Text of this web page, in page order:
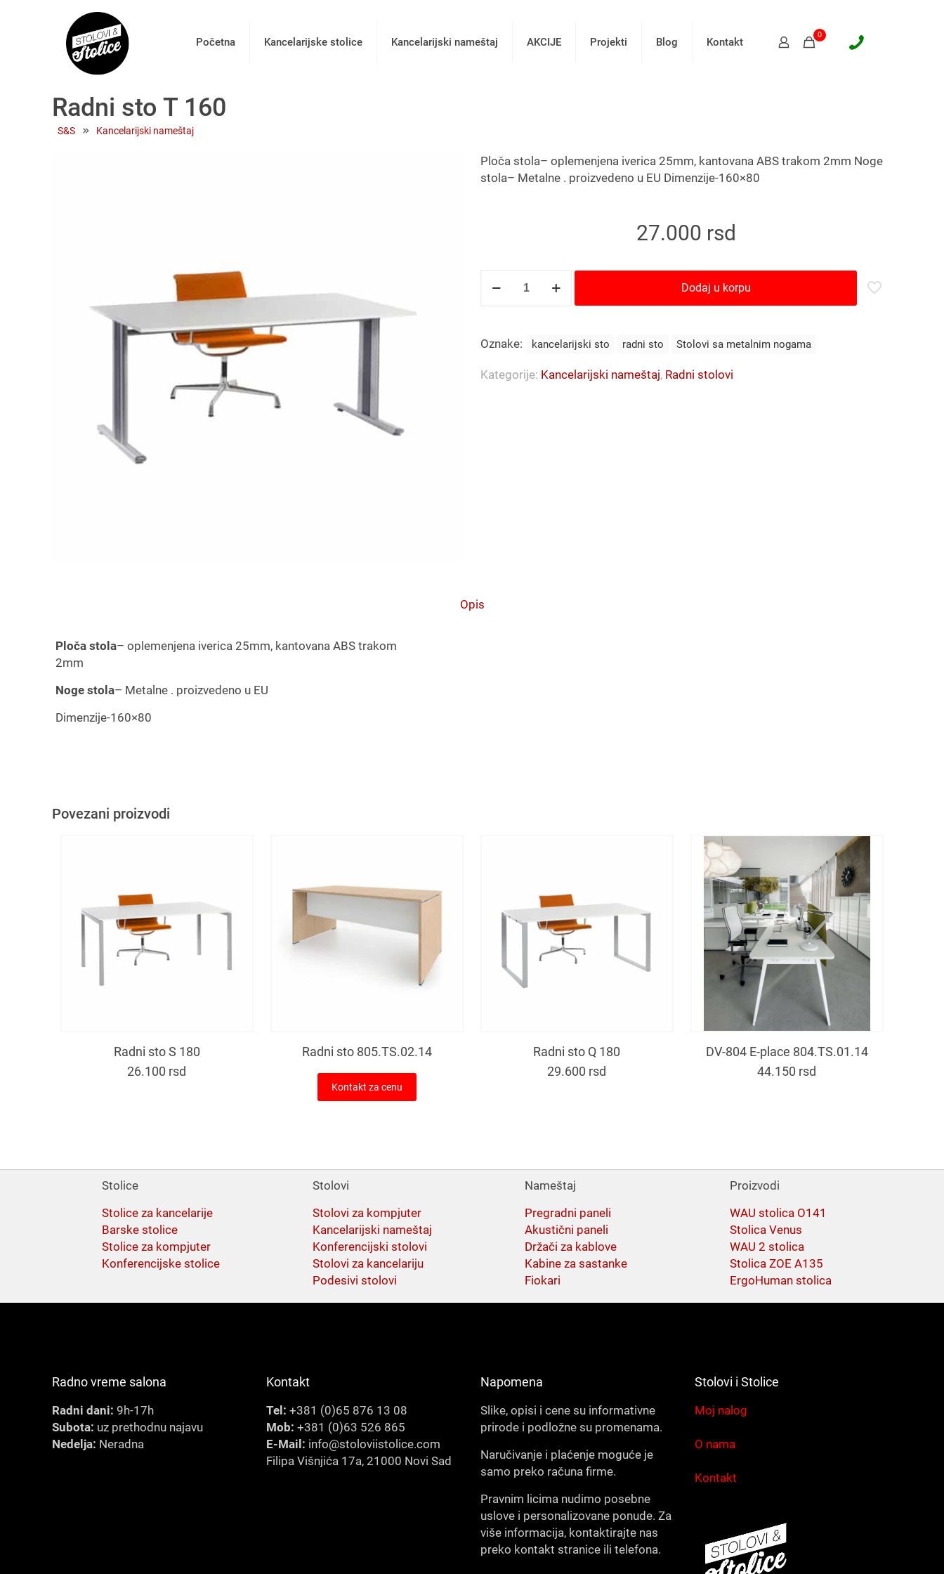
Početna Kancelarijske stolice Kancelarijski nameštaj AKCIJE Projekti Blog Kontakt
0
Radni sto T 160
S&S » Kancelarijski nameštaj
Ploča stola– oplemenjena iverica 25mm, kantovana ABS trakom 2mm Noge
stola– Metalne . proizvedeno u EU Dimenzije-160×80
27.000 rsd
količina
Dodaj u korpu
Oznake: kancelarijski sto radni sto Stolovi sa metalnim nogama
Kategorije: Kancelarijski nameštaj, Radni stolovi
Opis
Ploča stola– oplemenjena iverica 25mm, kantovana ABS trakom
2mm
Noge stola– Metalne . proizvedeno u EU
Dimenzije-160×80
Povezani proizvodi
Radni sto S 180
26.100 rsd
Radni sto 805.TS.02.14
Kontakt za cenu
Radni sto Q 180
29.600 rsd
DV-804 E-place 804.TS.01.14
44.150 rsd
Stolice
Stolice za kancelarije
Barske stolice
Stolice za kompjuter
Konferencijske stolice
Stolovi
Stolovi za kompjuter
Kancelarijski nameštaj
Konferencijski stolovi
Stolovi za kancelariju
Podesivi stolovi
Nameštaj
Pregradni paneli
Akustični paneli
Držači za kablove
Kabine za sastanke
Fiokari
Proizvodi
WAU stolica O141
Stolica Venus
WAU 2 stolica
Stolica ZOE A135
ErgoHuman stolica
Radno vreme salona
Radni dani: 9h-17h
Subota: uz prethodnu najavu
Nedelja: Neradna
Kontakt
Tel: +381 (0)65 876 13 08
Mob: +381 (0)63 526 865
E-Mail: info@stoloviistolice.com
Filipa Višnjića 17a, 21000 Novi Sad
Napomena
Slike, opisi i cene su informativne
prirode i podložne su promenama.
Naručivanje i plaćenje moguće je
samo preko računa firme.
Pravnim licima nudimo posebne
uslove i personalizovane ponude. Za
više informacija, kontaktirajte nas
preko kontakt stranice ili telefona.
Stolovi i Stolice
Moj nalog
O nama
Kontakt